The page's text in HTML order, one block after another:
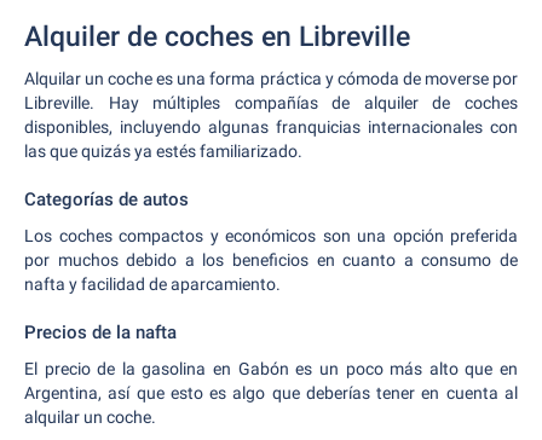
Alquiler de coches en Libreville
Alquilar un coche es una forma práctica y cómoda de moverse por
Libreville. Hay múltiples compañías de alquiler de coches
disponibles, incluyendo algunas franquicias internacionales con
las que quizás ya estés familiarizado.
Categorías de autos
Los coches compactos y económicos son una opción preferida
por muchos debido a los beneficios en cuanto a consumo de
nafta y facilidad de aparcamiento.
Precios de la nafta
El precio de la gasolina en Gabón es un poco más alto que en
Argentina, así que esto es algo que deberías tener en cuenta al
alquilar un coche.